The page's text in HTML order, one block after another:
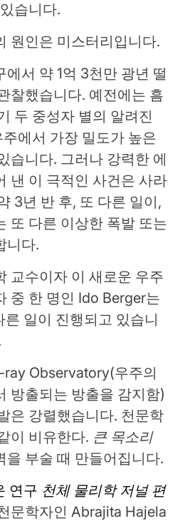
습니다.
원인은 미스터리입니다.
서 약 1억 3천만 광년 떨
찰했습니다. 예전에는 흠
두 중성자 별의 알려진
에서 가장 밀도가 높은
습니다. 그러나 강력한 에
낸 이 극적인 사건은 사라
3년 반 후, 또 다른 일이,
또 다른 이상한 폭발 또는
니다.
교수이자 이 새로운 우주
중 한 명인 Ido Berger는
일이 진행되고 있습니
Observatory(우주의
방출되는 방출을 감지함)
은 강렬했습니다. 천문학
이 비유한다. 큰 목소리
을 부술 때 만들어집니다.
연구 천체 물리학 저널 편
문학자인 Abrajita Hajela